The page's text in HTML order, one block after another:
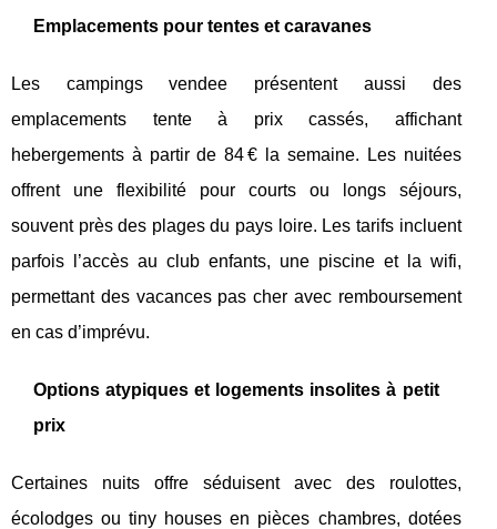
Emplacements pour tentes et caravanes
Les campings vendee présentent aussi des
emplacements tente à prix cassés, affichant
hebergements à partir de 84 € la semaine. Les nuitées
offrent une flexibilité pour courts ou longs séjours,
souvent près des plages du pays loire. Les tarifs incluent
parfois l’accès au club enfants, une piscine et la wifi,
permettant des vacances pas cher avec remboursement
en cas d’imprévu.
Options atypiques et logements insolites à petit
prix
Certaines nuits offre séduisent avec des roulottes,
écolodges ou tiny houses en pièces chambres, dotées